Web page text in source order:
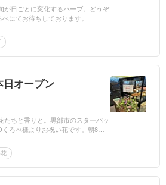
が日ごとに変化するハーブ。どうぞ
にてお待ちしております。
日オープン
たちと香りと。黒部市のスターバッ
ろべ様よりお祝い花です。朝8時